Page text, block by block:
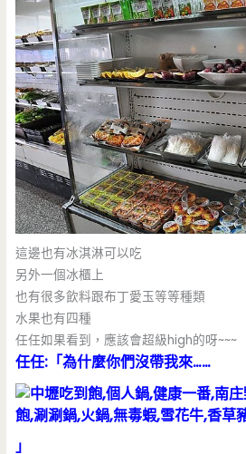
這邊也有冰淇淋可以吃
另外一個冰櫃上
也有很多飲料跟布丁愛玉等等種類
水果也有四種
任任如果看到，應該會超級high的呀~~~
任任:「為什麼你們沒帶我來……
」